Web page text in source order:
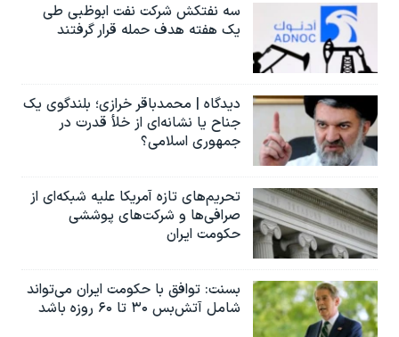
سه نفتکش شرکت نفت ابوظبی طی
یک هفته هدف حمله قرار گرفتند
دیدگاه | محمدباقر خرازی؛ بلندگوی یک
جناح یا نشانه‌ای از خلأ قدرت در
جمهوری اسلامی؟
تحریم‌های تازه آمریکا علیه شبکه‌ای از
صرافی‌ها و شرکت‌های پوششی
حکومت ایران
بسنت: توافق با حکومت ایران می‌تواند
شامل آتش‌بس ۳۰ تا ۶۰ روزه باشد